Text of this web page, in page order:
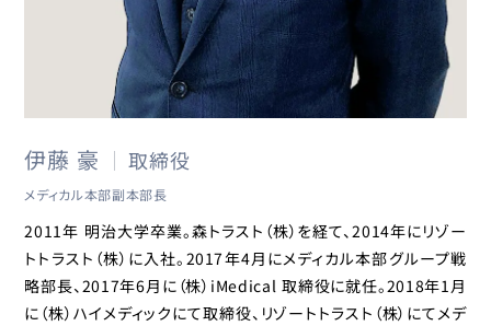
伊藤 豪 取締役
メディカル本部副本部長
2011年 明治大学卒業。森トラスト（株）を経て、2014年にリゾー
トトラスト（株）に入社。2017年4月にメディカル本部グループ戦
略部長、2017年6月に（株）iMedical 取締役に就任。2018年1月
に（株）ハイメディックにて取締役、リゾートトラスト（株）にてメデ